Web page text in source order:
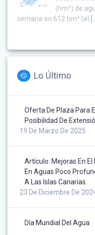
(hm³) de
semana en 612 hm³ (el
Lo Último
Oferta De Plaza Para
Posibilidad De
19 De Marzo De 2025
Artículo: Mejoras En
En Aguas Poco
A Las Islas Canarias.
23 De Diciembre De
Día Mundial Del Agua